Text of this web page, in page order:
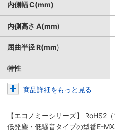
内側幅 C(mm)
内側高さ A(mm)
屈曲半径 R(mm)
特性
商品詳細をもっと見る
【エコノミーシリーズ】 RoHS2
低発塵・低騒音タイプの型番E-